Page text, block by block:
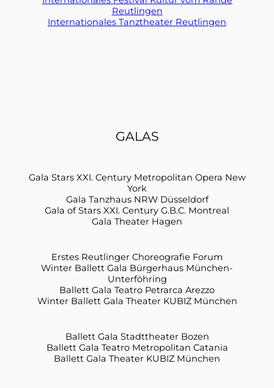
Reutlingen
Internationales Tanztheater Reutlingen
GALAS
Gala Stars XXI. Century Metropolitan Opera New
York
Gala Tanzhaus NRW Düsseldorf
Gala of Stars XXI. Century G.B.C. Montreal
Gala Theater Hagen
Erstes Reutlinger Choreografie Forum
Winter Ballett Gala Bürgerhaus München-
Unterföhring
Ballett Gala Teatro Petrarca Arezzo
Winter Ballett Gala Theater KUBIZ München
Ballett Gala Stadttheater Bozen
Ballett Gala Teatro Metropolitan Catania
Ballett Gala Theater KUBIZ München